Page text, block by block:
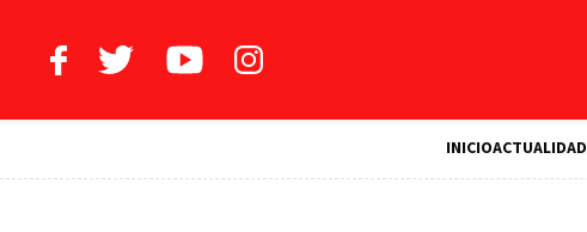
INICIOACTUALIDAD